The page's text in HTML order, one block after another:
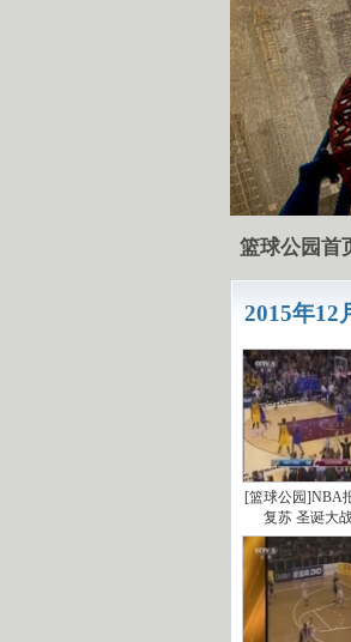
篮球公园首
2015年12
[篮球公园]NBA
复苏 圣诞大